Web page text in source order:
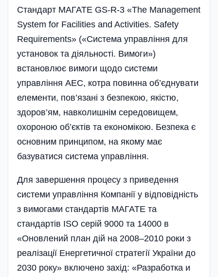
Стандарт МАГАТЕ GS-R-3 «The Management
System for Facilities and Activities. Safety
Requirements» («Система управління для
установок та діяльності. Вимоги»)
встановлює вимоги щодо системи
управління АЕС, котра повинна об’єднувати
елементи, пов’язані з безпекою, якістю,
здоров’ям, навколишнім середовищем,
охороною об’єктів та економікою. Безпека є
основним принципом, на якому має
базуватися система управління.
Для завершення процесу з приведення
системи управління Компанії у відповідність
з вимогами стандартів МАГАТЕ та
стандартів ISO серій 9000 та 14000 в
«Оновлений план дій на 2008–2010 роки з
реалізації Енергетичної стратегії України до
2030 року» включено захід: «Разработка и